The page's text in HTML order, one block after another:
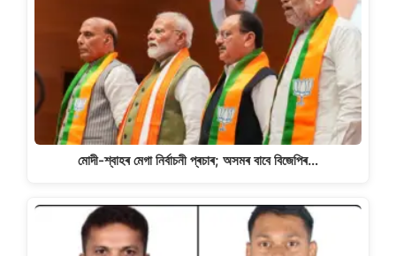
মোদী-শ্বাহৰ মেগা নিৰ্বাচনী প্ৰচাৰ; অসমৰ বাবে বিজেপিৰ…